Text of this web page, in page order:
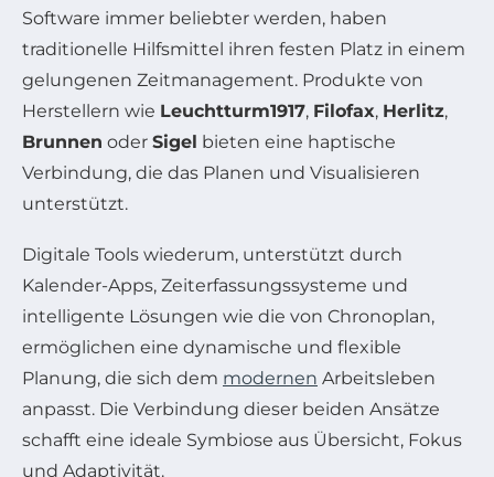
Software immer beliebter werden, haben
traditionelle Hilfsmittel ihren festen Platz in einem
gelungenen Zeitmanagement. Produkte von
Herstellern wie Leuchtturm1917, Filofax, Herlitz,
Brunnen oder Sigel bieten eine haptische
Verbindung, die das Planen und Visualisieren
unterstützt.
Digitale Tools wiederum, unterstützt durch
Kalender-Apps, Zeiterfassungssysteme und
intelligente Lösungen wie die von Chronoplan,
ermöglichen eine dynamische und flexible
Planung, die sich dem modernen Arbeitsleben
anpasst. Die Verbindung dieser beiden Ansätze
schafft eine ideale Symbiose aus Übersicht, Fokus
und Adaptivität.